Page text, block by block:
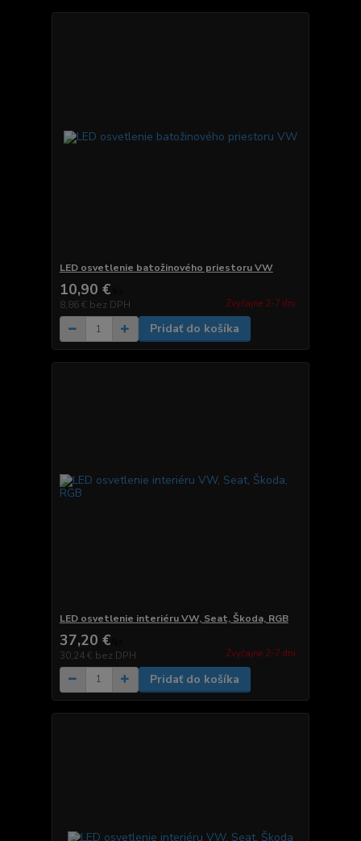
LED osvetlenie batožinového priestoru VW
10,90 €
8,86 € bez DPH Zvyčajne 2-7 dni.
Pridať do košíka
LED osvetlenie interiéru VW, Seat, Škoda, RGB
37,20 €
30,24 € bez DPH Zvyčajne 2-7 dni.
Pridať do košíka